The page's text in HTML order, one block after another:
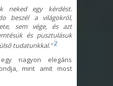
neked egy kérdést.
beszél a világokról,
sem vége, és azt
és pusztulásuk
tudatunkkal."2
nagyon elegáns
mint amit most